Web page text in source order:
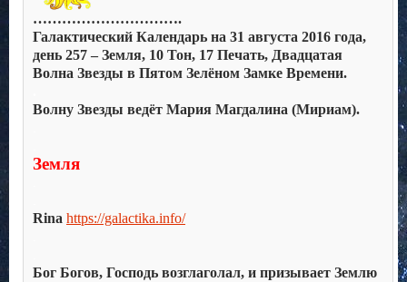
………………………….
Галактический Календарь на 31 августа 2016 года,
день 257 – Земля, 10 Тон, 17 Печать, Двадцатая
Волна Звезды в Пятом Зелёном Замке Времени.
Волну Звезды ведёт Мария Магдалина (Мириам).
Земля
Rina https://galactika.info/
Бог Богов, Господь возглаголал, и призывает Землю